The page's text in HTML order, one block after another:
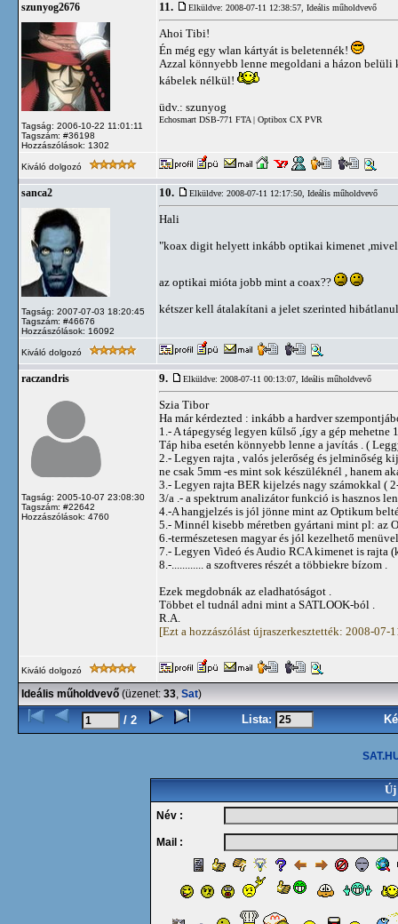
szunyog2676
Tagság: 2006-10-22 11:01:11
Tagszám: #36198
Hozzászólások: 1302
11. Elküldve: 2008-07-11 12:38:57, Ideális műholdvevő
Ahoi Tibi!
Én még egy wlan kártyát is beletennék!
Azzal könnyebb lenne megoldani a házon belüli
kábelek nélkül!
üdv.: szunyog
Echosmart DSB-771 FTA | Optibox CX PVR
Kiváló dolgozó
sanca2
Tagság: 2007-07-03 18:20:45
Tagszám: #46676
Hozzászólások: 16092
10. Elküldve: 2008-07-11 12:17:50, Ideális műholdvevő
Hali
"koax digit helyett inkább optikai kimenet
az optikai mióta jobb mint a coax??
kétszer kell átalakítani a jelet szerinted
Kiváló dolgozó
raczandris
Tagság: 2005-10-07 23:08:30
Tagszám: #22642
Hozzászólások: 4760
9. Elküldve: 2008-07-11 00:13:07, Ideális műholdvevő
Szia Tibor
Ha már kérdezted : inkább a hardver
1.- A tápegység legyen kűlső ,így a gép mehetne
Táp hiba esetén könnyebb lenne a javítás . (
2.- Legyen rajta , valós jelerőség és jelminőség
ne csak 5mm -es mint sok készüléknél , hanem
3.- Legyen rajta BER kijelzés nagy számokkal (
3/a .- a spektrum analizátor funkció is hasznos
4.-A hangjelzés is jól jönne mint az Optikum
5.- Minnél kisebb méretben gyártani mint pl: az
6.-természetesen magyar és jól kezelhető
7.- Legyen Videó és Audio RCA kimenet is rajta
8.-............ a szoftveres részét a többiekre bízom .
Ezek megdobnák az eladhatóságot .
Többet el tudnál adni mint a SATLOOK-ból .
R.A.
[Ezt a hozzászólást újraszerkesztették: 2008-07-
Kiváló dolgozó
Ideális műholdvevő (üzenet: 33, Sat)
/ 2 Lista:
Új
Név :
Mail :